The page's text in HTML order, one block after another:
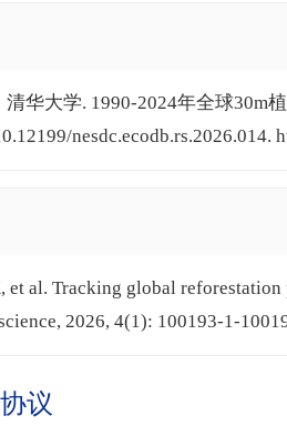
华大学. 1990-2024年全球30m
nesdc.ecodb.rs.2026.014.
et al. Tracking global
2026, 4(1): 100193-1-
议